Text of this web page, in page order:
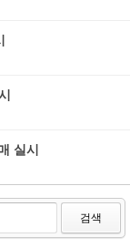
실시
검색